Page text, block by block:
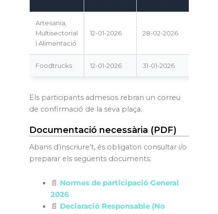
Artesania,
Multisectorial
i Alimentació
12-01-2026 28-02-2026
Foodtrucks 12-01-2026 31-01-2026
Els participants admesos rebran un correu
de confirmació de la seva plaça.
Documentació necessària (PDF)
Abans d’inscriure’t, és obligatori consultar i/o
preparar els següents documents:
📄 Normes de participació General
2026
📄 Declaració Responsable (No